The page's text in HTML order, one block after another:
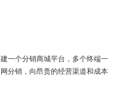
一个分销商城平台，多个终端一
分销，向昂贵的经营渠道和成本